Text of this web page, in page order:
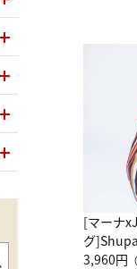
[マーナ
グ
グ Drop
3,960円